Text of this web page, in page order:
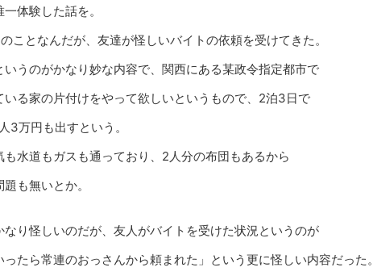
体験した話を。
ことなんだが、友達が怪しいバイトの依頼を受けてきた。
いうのがかなり妙な内容で、関西にある某政令指定都市で
いる家の片付けをやって欲しいというもので、2泊3日で
3万円も出すという。
も水道もガスも通っており、2人分の布団もあるから
も無いとか。
なり怪しいのだが、友人がバイトを受けた状況というのが
ったら常連のおっさんから頼まれた」という更に怪しい内容だった。